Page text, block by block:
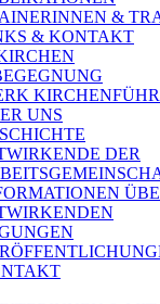
&
& KONTAKT
UNS
DER